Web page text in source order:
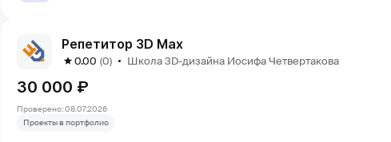
Репетитор 3D Max
0.00 (0) Школа 3D-дизайна Иосифа Четвертакова
30 000 ₽
Проверено: 08.07.2026
Проекты в портфолио